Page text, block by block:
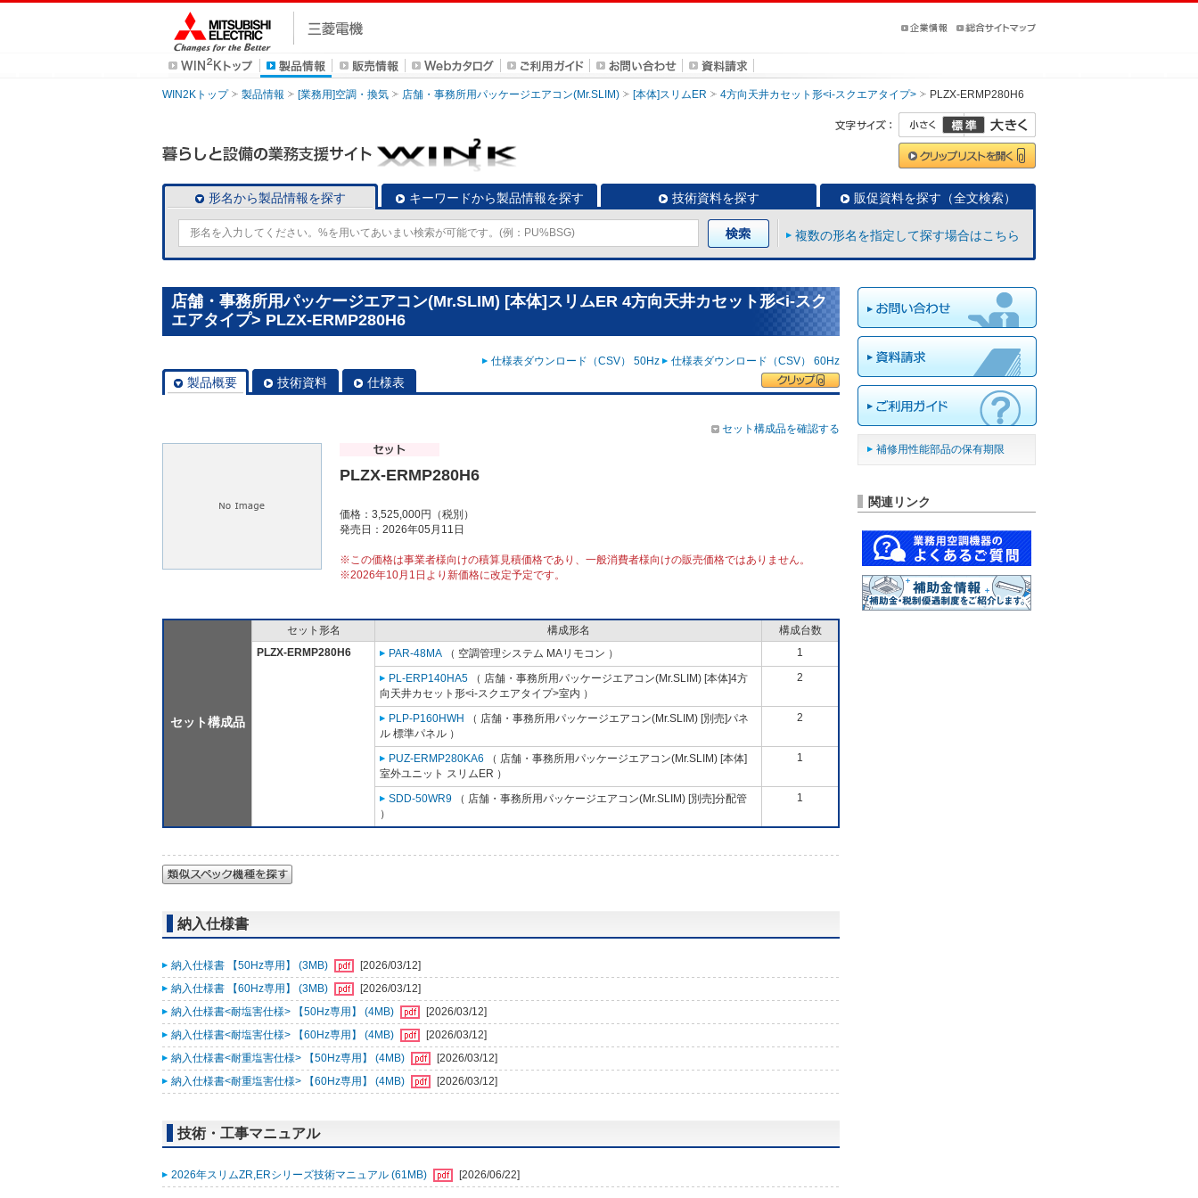
WIN2Kトップ 製品情報 [業務用]空調・換気 店舗・事務所用パッケージエアコン(Mr.SLIM) [本体]スリムER 4方向天井カセット形<i-スクエアタイプ> PLZX-ERMP280H6
形名から製品情報を探す キーワードから製品情報を探す 技術資料を探す 販促資料を探す（全文検索）
複数の形名を指定して探す場合はこちら
店舗・事務所用パッケージエアコン(Mr.SLIM) [本体]スリムER 4方向天井カセット形<i-スク
エアタイプ> PLZX-ERMP280H6
仕様表ダウンロード（CSV） 50Hz 仕様表ダウンロード（CSV） 60Hz
製品概要 技術資料 仕様表
セット構成品を確認する
PLZX-ERMP280H6
価格：3,525,000円（税別）
発売日：2026年05月11日
※この価格は事業者様向けの積算見積価格であり、一般消費者様向けの販売価格ではありません。
※2026年10月1日より新価格に改定予定です。
セット構成品
セット形名 構成形名
構成台数
PLZX-ERMP280H6
PAR-48MA （ 空調管理システム MAリモコン ） 1
PL-ERP140HA5 （ 店舗・事務所用パッケージエアコン(Mr.SLIM) [本体]4方
向天井カセット形<i-スクエアタイプ>室内 ）
2
PLP-P160HWH
（ 店舗・事務所用パッケージエアコン(Mr.SLIM) [別売]パネ
ル 標準パネル ）
2
PUZ-ERMP280KA6 （ 店舗・事務所用パッケージエアコン(Mr.SLIM) [本体]
室外ユニット スリムER ）
1
SDD-50WR9 （ 店舗・事務所用パッケージエアコン(Mr.SLIM) [別売]分配管
）
1
納入仕様書
納入仕様書 【50Hz専用】 (3MB)
[2026/03/12]
納入仕様書 【60Hz専用】 (3MB)
[2026/03/12]
納入仕様書<耐塩害仕様> 【50Hz専用】 (4MB)
[2026/03/12]
納入仕様書<耐塩害仕様> 【60Hz専用】 (4MB)
[2026/03/12]
納入仕様書<耐重塩害仕様> 【50Hz専用】 (4MB)
[2026/03/12]
納入仕様書<耐重塩害仕様> 【60Hz専用】 (4MB)
[2026/03/12]
技術・工事マニュアル
2026年スリムZR,ERシリーズ技術マニュアル (61MB) [2026/06/22]
補修用性能部品の保有期限
関連リンク